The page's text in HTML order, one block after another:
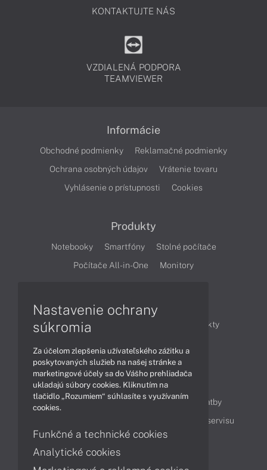
KONTAKTUJTE NÁS
VZDIALENÁ PODPORA
TEAMVIEWER
Informácie
Obchodné podmienky
Reklamačné podmienky
Ochrana osobných údajov
Vrátenie tovaru
Vyhlásenie o prístupnosti
Cookies
Produkty
Notebooky Smartfóny
Stolné počítače
Počítače All-in-One
Monitory
Články
Obchodné informácie
Produkty
Obsah
Ako nakupovať
Možnosti doručenia a platby
Cenník servisu
Kontakty
Nastavenie ochrany
súkromia
Za účelom zlepšenia užívateľského zážitku a
poskytovaných služieb na našej stránke a
marketingové účely sa do Vášho prehliadača
ukladajú súbory cookies. Kliknutím na
tlačidlo „Rozumiem“ súhlasíte s využívaním
cookies.
Funkčné a technické cookies
Analytické cookies